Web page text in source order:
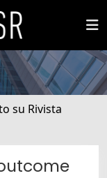
su Rivista